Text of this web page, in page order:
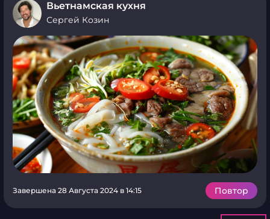
Вьетнамская кухня
Сергей Козин
Завершена 28 Августа 2024 в 14:15 Повтор